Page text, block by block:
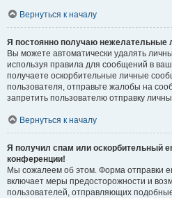
Вернуться к началу
Я постоянно получаю нежелательные
Вы можете автоматически удалять
используя правила для сообщений в
получаете оскорбительные личные
пользователя, отправьте жалобы на
запретить пользователю отправку
Вернуться к началу
Я получил спам или оскорбительный
конференции!
Мы сожалеем об этом. Форма отправки
включает меры предосторожности и
пользователей, отправляющих